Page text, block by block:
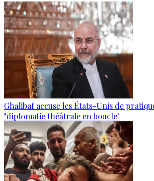
Ghalibaf accuse les États-Unis de
"diplomatie théâtrale en boucle"